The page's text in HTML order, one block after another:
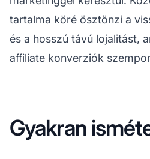
tartalma köré ösztönzi a
és a hosszú távú lojalitást,
affiliate konverziók
Gyakran